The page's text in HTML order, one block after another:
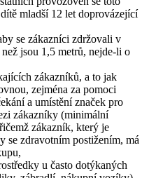
mladší 12 let doprovázející
se zákazníci zdržovali v
jsou 1,5 metrů, nejde-li o
zákazníků, a to jak
zejména za pomoci
a umístění značek pro
zákazníky (minimální
zákazník, který je
se zdravotním postižením, má
u často dotýkaných